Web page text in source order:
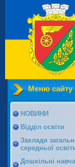
Меню сайту
НОВИНИ
Відділ освіти
Заклади
середньої
Дошкільні